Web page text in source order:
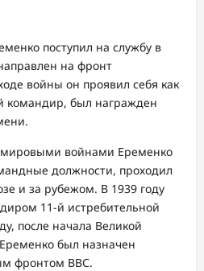
поступил на службу в
на фронт
войны он проявил себя как
был награжден
войнами Еременко
должности, проходил
и за рубежом. В 1939 году
11-й истребительной
после начала Великой
был назначен
фронтом ВВС.